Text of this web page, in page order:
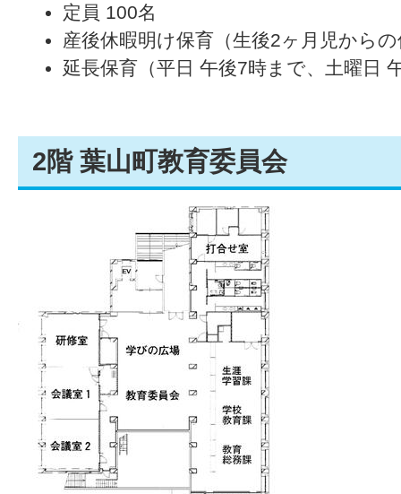
定員 100名
産後休暇明け保育（生後2ヶ月児から
延長保育（平日 午後7時まで、土曜日
2階 葉山町教育委員会